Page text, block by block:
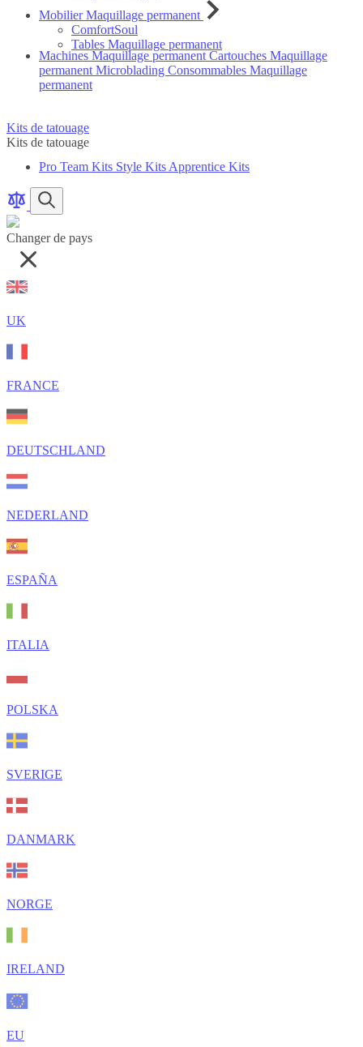
Mobilier Maquillage permanent
ComfortSoul
Tables Maquillage permanent
Machines Maquillage permanent Cartouches Maquillage
permanent Microblading Consommables Maquillage
permanent
Kits de tatouage
Kits de tatouage
Pro Team Kits Style Kits Apprentice Kits
Comparer
des
articles
articles
Rechercher
Changer de pays
UK
FRANCE
DEUTSCHLAND
NEDERLAND
ESPAÑA
ITALIA
POLSKA
SVERIGE
DANMARK
NORGE
IRELAND
EU